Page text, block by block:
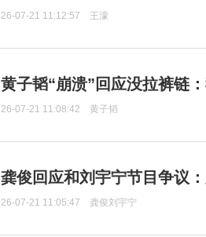
26-07-21 11:12:57 王濛
黄子韬“崩溃”回应没拉裤链
26-07-21 11:08:42 黄子韬
龚俊回应和刘宇宁节目争议
26-07-21 11:05:47 龚俊刘宇宁